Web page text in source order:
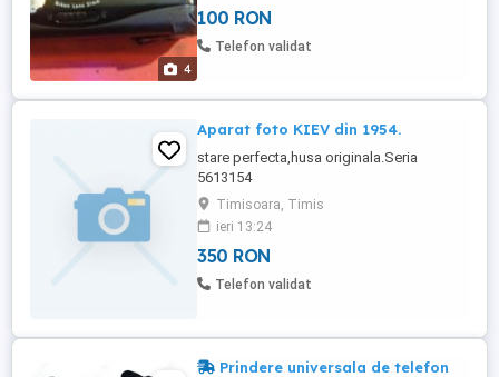
4
100 RON
Telefon validat
Aparat foto KIEV din 1954.
stare perfecta,husa originala.Seria
5613154
Timisoara, Timis
ieri 13:24
350 RON
Telefon validat
Prindere universala de telefon